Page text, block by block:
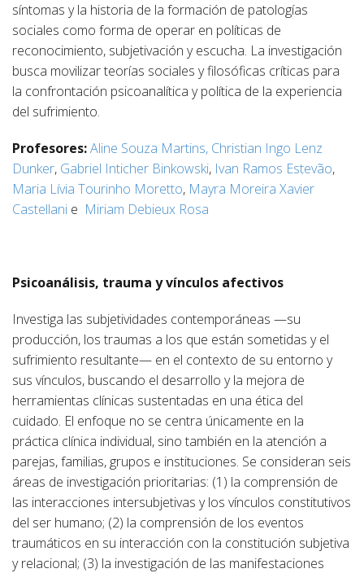
síntomas y la historia de la formación de patologías
sociales como forma de operar en políticas de
reconocimiento, subjetivación y escucha. La investigación
busca movilizar teorías sociales y filosóficas críticas para
la confrontación psicoanalítica y política de la experiencia
del sufrimiento.
Profesores:Aline Souza Martins, Christian Ingo Lenz
Dunker, Gabriel Inticher Binkowski, Ivan Ramos Estevão,
Maria Lívia Tourinho Moretto, Mayra Moreira Xavier
Castellani e Miriam Debieux Rosa
Psicoanálisis, trauma y vínculos afectivos
Investiga las subjetividades contemporáneas —su
producción, los traumas a los que están sometidas y el
sufrimiento resultante— en el contexto de su entorno y
sus vínculos, buscando el desarrollo y la mejora de
herramientas clínicas sustentadas en una ética del
cuidado. El enfoque no se centra únicamente en la
práctica clínica individual, sino también en la atención a
parejas, familias, grupos e instituciones. Se consideran seis
áreas de investigación prioritarias: (1) la comprensión de
las interacciones intersubjetivas y los vínculos constitutivos
del ser humano; (2) la comprensión de los eventos
traumáticos en su interacción con la constitución subjetiva
y relacional; (3) la investigación de las manifestaciones